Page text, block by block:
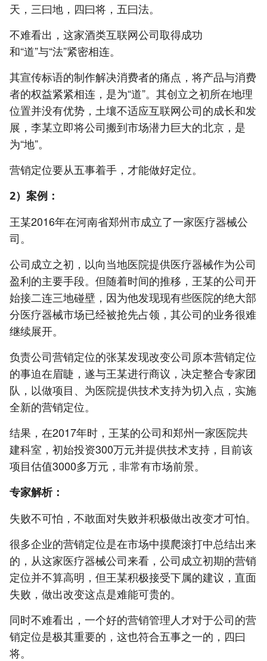
天，三曰地，四曰将，五曰法。
不难看出，这家酒类互联网公司取得成功
和“道”与“法”紧密相连。
其宣传标语的制作解决消费者的痛点，将产品与消费
者的权益紧紧相连，是为“道”。其创立之初所在地理
位置并没有优势，土壤不适应互联网公司的成长和发
展，李某立即将公司搬到市场潜力巨大的北京，是
为“地”。
营销定位要从五事着手，才能做好定位。
2）案例：
王某2016年在河南省郑州市成立了一家医疗器械公
司。
公司成立之初，以向当地医院提供医疗器械作为公司
盈利的主要手段。但随着时间的推移，王某的公司开
始接二连三地碰壁，因为他发现现有些医院的绝大部
分医疗器械市场已经被抢先占领，其公司的业务很难
继续展开。
负责公司营销定位的张某发现改变公司原本营销定位
的事迫在眉睫，遂与王某进行商议，决定整合专家团
队，以做项目、为医院提供技术支持为切入点，实施
全新的营销定位。
结果，在2017年时，王某的公司和郑州一家医院共
建科室，初始投资300万元并提供技术支持，目前该
项目估值3000多万元，非常有市场前景。
专家解析：
失败不可怕，不敢面对失败并积极做出改变才可怕。
很多企业的营销定位是在市场中摸爬滚打中总结出来
的，从这家医疗器械公司来看，公司成立初期的营销
定位并不算高明，但王某积极接受下属的建议，直面
失败，做出改变这点是难能可贵的。
同时不难看出，一个好的营销管理人才对于公司的营
销定位是极其重要的，这也符合五事之一的，四曰
将。